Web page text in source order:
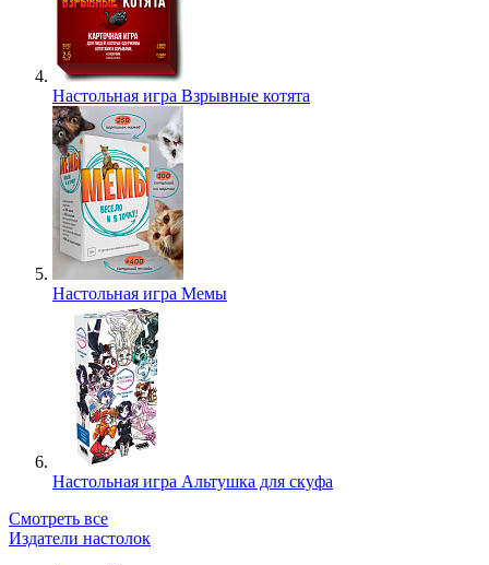
Настольная игра Взрывные котята
Настольная игра Мемы
Настольная игра Альтушка для скуфа
Смотреть все
Издатели настолок